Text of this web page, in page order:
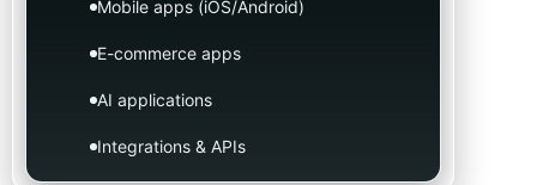
Mobile apps (iOS/Android)
E-commerce apps
AI applications
Integrations & APIs